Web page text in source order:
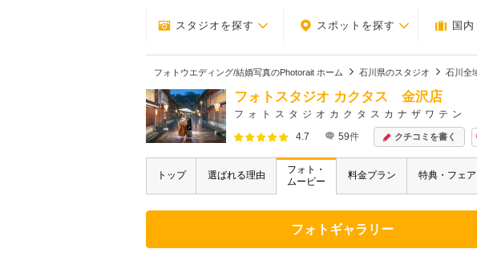
スタジオを探す スポットを探す 国
フォトウエディング/結婚写真のPhotorait ホーム 石川県のスタジオ 石川全
フォトスタジオ カクタス 金沢店
フォトスタジオカクタスカナザワテン
4.7
59件 クチコミを書く
トップ 選ばれる理由
フォト・
ムービー
料金プラン 特典・フェア
フォトギャラリー